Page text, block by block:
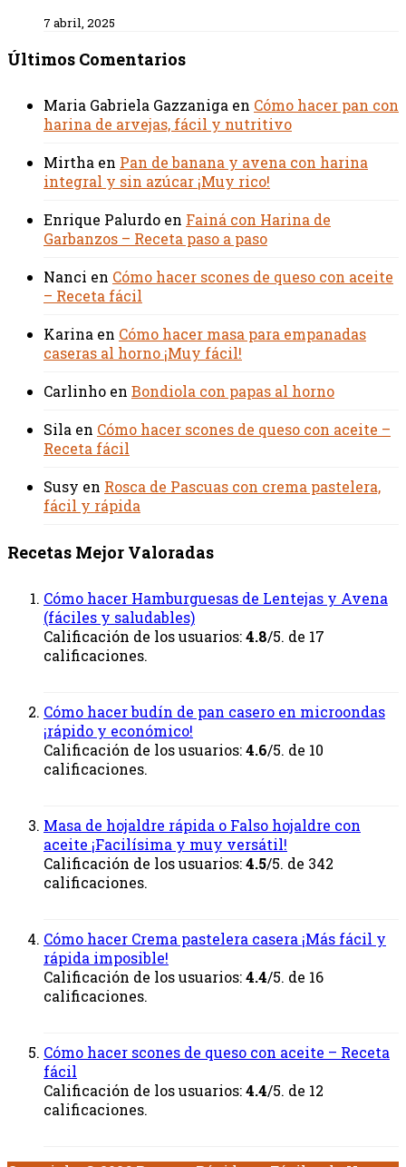
7 abril, 2025
Últimos Comentarios
Maria Gabriela Gazzaniga en Cómo hacer pan con
harina de arvejas, fácil y nutritivo
Mirtha en Pan de banana y avena con harina
integral y sin azúcar ¡Muy rico!
Enrique Palurdo en Fainá con Harina de
Garbanzos – Receta paso a paso
Nanci en Cómo hacer scones de queso con aceite
– Receta fácil
Karina en Cómo hacer masa para empanadas
caseras al horno ¡Muy fácil!
Carlinho en Bondiola con papas al horno
Sila en Cómo hacer scones de queso con aceite –
Receta fácil
Susy en Rosca de Pascuas con crema pastelera,
fácil y rápida
Recetas Mejor Valoradas
Cómo hacer Hamburguesas de Lentejas y Avena
(fáciles y saludables)
Calificación de los usuarios:4.8/5. de 17
calificaciones.
Cómo hacer budín de pan casero en microondas
¡rápido y económico!
Calificación de los usuarios:4.6/5. de 10
calificaciones.
Masa de hojaldre rápida o Falso hojaldre con
aceite ¡Facilísima y muy versátil!
Calificación de los usuarios:4.5/5. de 342
calificaciones.
Cómo hacer Crema pastelera casera ¡Más fácil y
rápida imposible!
Calificación de los usuarios:4.4/5. de 16
calificaciones.
Cómo hacer scones de queso con aceite – Receta
fácil
Calificación de los usuarios:4.4/5. de 12
calificaciones.